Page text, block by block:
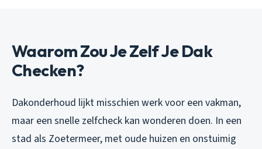
Waarom Zou Je Zelf Je Dak
Checken?
Dakonderhoud lijkt misschien werk voor een vakman,
maar een snelle zelfcheck kan wonderen doen. In een
stad als Zoetermeer, met oude huizen en onstuimig